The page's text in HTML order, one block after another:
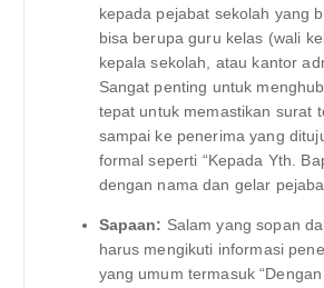
kepada pejabat sekolah yang
bisa berupa guru kelas (wali
kepala sekolah, atau kantor
Sangat penting untuk
tepat untuk memastikan surat
sampai ke penerima yang
formal seperti “Kepada Yth.
dengan nama dan gelar
Sapaan: Salam yang sopan
harus mengikuti informasi
yang umum termasuk